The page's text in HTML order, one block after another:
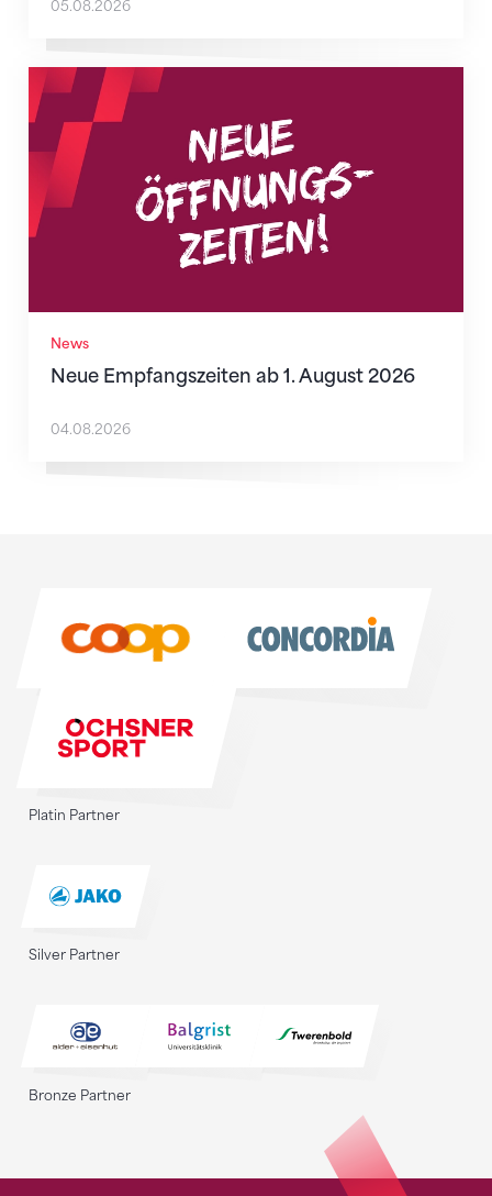
05.08.2026
News
Neue Empfangszeiten ab 1. August 2026
Neue Empfangszeiten ab 1. August 2026
04.08.2026
Platin Partner
Silver Partner
Bronze Partner